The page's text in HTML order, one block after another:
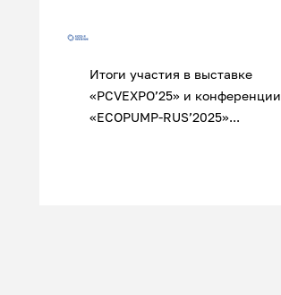
Итоги участия в выставке
«PCVEXPO’25» и конференции
«ECOPUMP‑RUS’2025»...